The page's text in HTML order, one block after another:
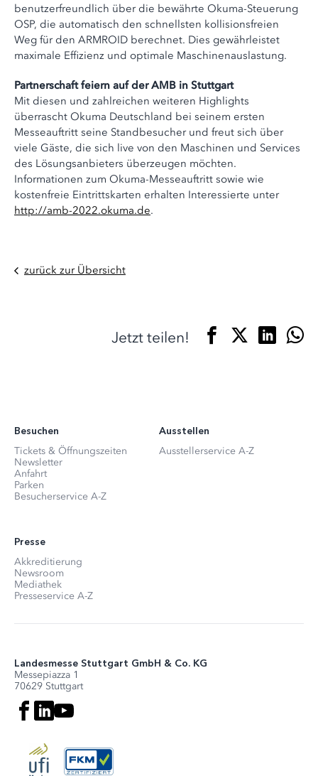
benutzerfreundlich über die bewährte Okuma-Steuerung
OSP, die automatisch den schnellsten kollisionsfreien
Weg für den ARMROID berechnet. Dies gewährleistet
maximale Effizienz und optimale Maschinenauslastung.
Partnerschaft feiern auf der AMB in Stuttgart
Mit diesen und zahlreichen weiteren Highlights
überrascht Okuma Deutschland bei seinem ersten
Messeauftritt seine Standbesucher und freut sich über
viele Gäste, die sich live von den Maschinen und Services
des Lösungsanbieters überzeugen möchten.
Informationen zum Okuma-Messeauftritt sowie wie
kostenfreie Eintrittskarten erhalten Interessierte unter
http://amb-2022.okuma.de.
zurück zur Übersicht
Jetzt teilen!
Besuchen
Tickets & Öffnungszeiten
Newsletter
Anfahrt
Parken
Besucherservice A-Z
Ausstellen
Ausstellerservice A-Z
Presse
Akkreditierung
Newsroom
Mediathek
Presseservice A-Z
Landesmesse Stuttgart GmbH & Co. KG
Messepiazza 1
70629 Stuttgart